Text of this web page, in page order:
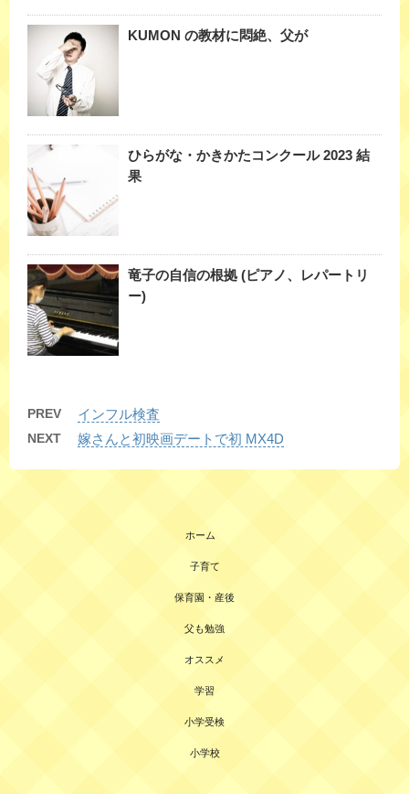
KUMON の教材に悶絶、父が
ひらがな・かきかたコンクール 2023 結
果
竜子の自信の根拠 (ピアノ、レパートリ
ー)
PREV インフル検査
NEXT 嫁さんと初映画デートで初 MX4D
ホーム
子育て
保育園・産後
父も勉強
オススメ
学習
小学受検
小学校